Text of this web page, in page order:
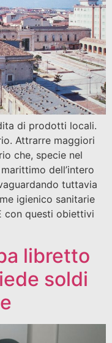
di prodotti locali.
Attrarre maggiori
che, specie nel
dell’intero
tuttavia
igienico sanitarie
con questi obiettivi
libretto
soldi